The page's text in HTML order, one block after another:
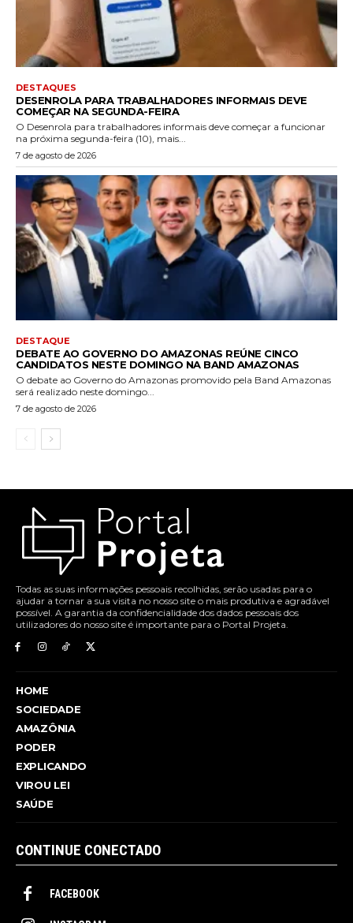
DESTAQUES
DESENROLA PARA TRABALHADORES INFORMAIS DEVE
COMEÇAR NA SEGUNDA-FEIRA
O Desenrola para trabalhadores informais deve começar a funcionar
na próxima segunda-feira (10), mais...
7 de agosto de 2026
DESTAQUE
DEBATE AO GOVERNO DO AMAZONAS REÚNE CINCO
CANDIDATOS NESTE DOMINGO NA BAND AMAZONAS
O debate ao Governo do Amazonas promovido pela Band Amazonas
será realizado neste domingo...
7 de agosto de 2026
Todas as suas informações pessoais recolhidas, serão usadas para o
ajudar a tornar a sua visita no nosso site o mais produtiva e agradável
possível. A garantia da confidencialidade dos dados pessoais dos
utilizadores do nosso site é importante para o Portal Projeta.
HOME
SOCIEDADE
AMAZÔNIA
PODER
EXPLICANDO
VIROU LEI
SAÚDE
CONTINUE CONECTADO
FACEBOOK